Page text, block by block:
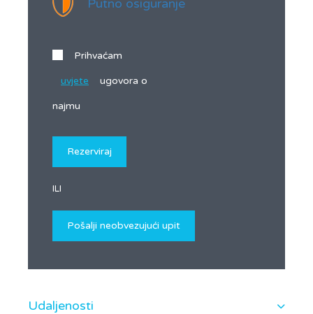
Putno osiguranje
Prihvaćam
uvjete ugovora o
najmu
ILI
Udaljenosti